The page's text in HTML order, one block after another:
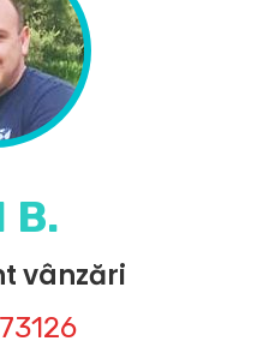
B.
vânzări